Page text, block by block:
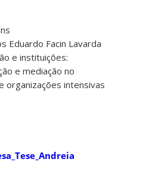
Eduardo Facin Lavarda
e instituições:
e mediação no
organizações intensivas